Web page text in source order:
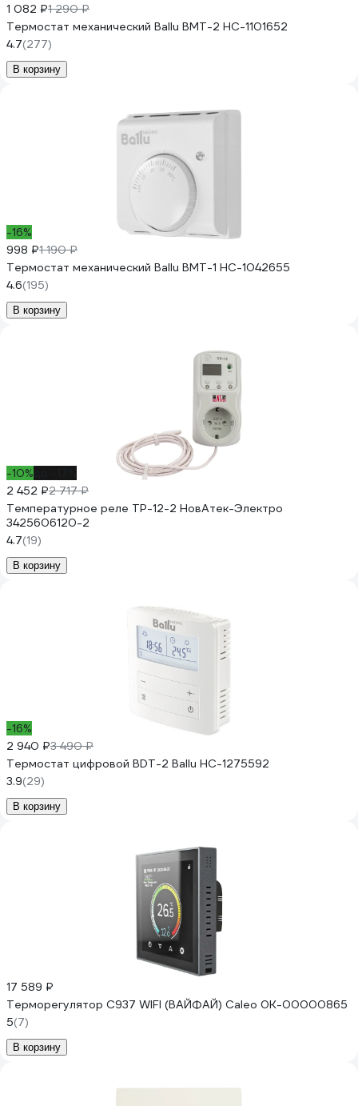
1 082 ₽1 290 ₽
Термостат механический Ballu BMT-2 НС-1101652
4.7(277)
В корзину
-16%
998 ₽1 190 ₽
Термостат механический Ballu BMT-1 НС-1042655
4.6(195)
В корзину
-10%
2 452 ₽2 717 ₽
Температурное реле ТР-12-2 НовАтек-Электро
3425606120-2
4.7(19)
В корзину
-16%
2 940 ₽3 490 ₽
Термостат цифровой BDT-2 Ballu НС-1275592
3.9(29)
В корзину
17 589 ₽
Терморегулятор C937 WIFI (ВАЙФАЙ) Caleo 0К-00000865
5(7)
В корзину